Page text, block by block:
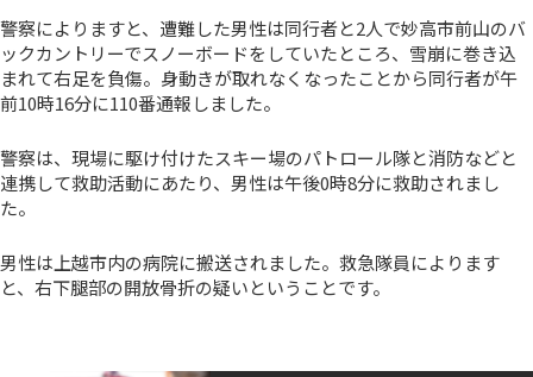
警察によりますと、遭難した男性は同行者と2人で妙高市前山のバ
ックカントリーでスノーボードをしていたところ、雪崩に巻き込
まれて右足を負傷。身動きが取れなくなったことから同行者が午
前10時16分に110番通報しました。
警察は、現場に駆け付けたスキー場のパトロール隊と消防などと
連携して救助活動にあたり、男性は午後0時8分に救助されまし
た。
男性は上越市内の病院に搬送されました。救急隊員によります
と、右下腿部の開放骨折の疑いということです。